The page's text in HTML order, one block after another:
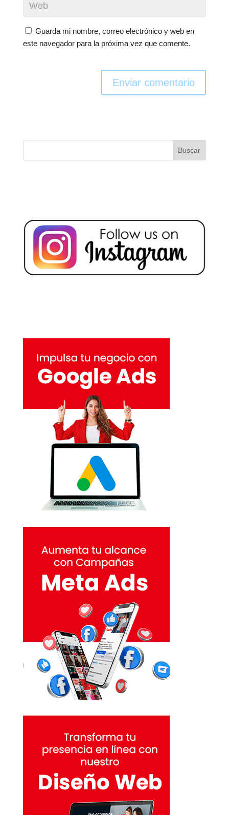
Guarda mi nombre, correo electrónico y web en
este navegador para la próxima vez que comente.
Enviar comentario